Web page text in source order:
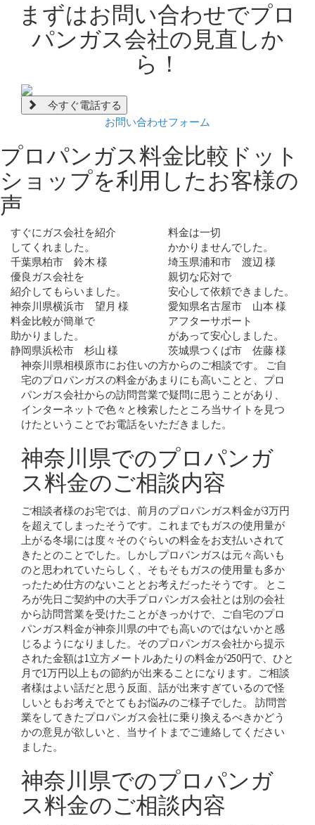
まずはお問い合わせでプロ
パンガス会社の見直しか
ら！
今すぐ電話する
お問い合わせフォーム
プロパンガス料金比較ドット
ショップを利用したお客様の
声
すぐにガス会社を紹介
してくれました。
千葉県柏市 鈴木 様
料金は一切
かかりませんでした。
埼玉県浦和市 渡辺 様
優良ガス会社を
紹介してもらいました。
神奈川県横浜市 望月 様
親切な応対で
安心して依頼できました。
愛知県名古屋市 山本 様
料金比較が簡単で
助かりました。
静岡県浜松市 杉山 様
アフターサポート
があって安心しました。
茨城県つくば市 佐藤 様
神奈川県相模原市にお住いの方からのご相談です。 ご自
宅のプロパンガスの料金があまりにも高いことと、プロ
パンガス会社からの訪問営業で疑問に思うことがあり、
インターネットで色々と検索したところ当サイトを見つ
けたということでお電話をいただきました。
神奈川県でのプロパンガ
ス料金のご相談内容
ご相談者様のお宅では、前月のプロパンガス料金が3万円
を超えてしまったそうです。これまでもガスの使用量が
上がる冬場には度々そのぐらいの料金をお支払いされて
きたとのことでした。しかしプロパンガスは元々高いも
のと思われていたらしく、そもそもガスの使用量も多か
ったため仕方のないこととお考えだったそうです。 とこ
ろが先日ご契約中の大手プロパンガス会社とは別の会社
から訪問営業を受けたことがきっかけで、ご自宅のプロ
パンガス料金が神奈川県の中でも高いのではないかと感
じるようになりました。そのプロパンガス会社から提示
された金額は1立方メートルあたりの料金が250円で、ひと
月で1万円以上もの節約が出来ることになります。ご相談
者様はよい話だと思う反面、話が出来すぎているので怪
しいともお考えでとてもお悩みのご様子でした。 訪問営
業をしてきたプロパンガス会社に乗り換えるべきかどう
かの意見が欲しいと、当サイトまでご連絡してください
ました。
神奈川県でのプロパンガ
ス料金のご相談内容